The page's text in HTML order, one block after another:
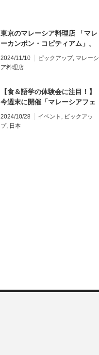
東京のマレーシア料理店 「マレ
ーカンポン・コピティアム」。
人気の料理はナシレマッ！
2024/11/10 ピックアップ, マレーシ
ア料理店
【食＆語学の体験会に注目！】
今週末に開催「マレーシアフェ
ア2024」東京
2024/10/28 イベント , ピックアッ
プ, 日本